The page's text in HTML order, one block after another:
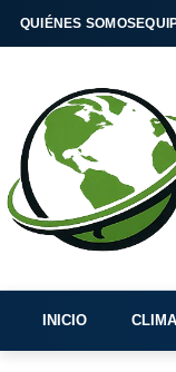
QUIÉNES SOMOS
INICIO